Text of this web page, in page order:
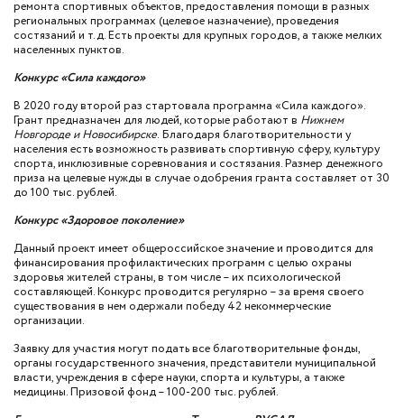
ремонта спортивных объектов, предоставления помощи в разных
региональных программах (целевое назначение), проведения
состязаний и т.д. Есть проекты для крупных городов, а также мелких
населенных пунктов.
Конкурс «Сила каждого»
В 2020 году второй раз стартовала программа «Сила каждого».
Грант предназначен для людей, которые работают в Нижнем
Новгороде и Новосибирске. Благодаря благотворительности у
населения есть возможность развивать спортивную сферу, культуру
спорта, инклюзивные соревнования и состязания. Размер денежного
приза на целевые нужды в случае одобрения гранта составляет от 30
до 100 тыс. рублей.
Конкурс «Здоровое поколение»
Данный проект имеет общероссийское значение и проводится для
финансирования профилактических программ с целью охраны
здоровья жителей страны, в том числе – их психологической
составляющей. Конкурс проводится регулярно – за время своего
существования в нем одержали победу 42 некоммерческие
организации.
Заявку для участия могут подать все благотворительные фонды,
органы государственного значения, представители муниципальной
власти, учреждения в сфере науки, спорта и культуры, а также
медицины. Призовой фонд – 100-200 тыс. рублей.